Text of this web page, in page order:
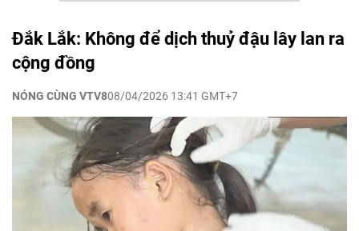
Đắk Lắk: Không để dịch thuỷ đậu lây lan ra
cộng đồng
NÓNG CÙNG VTV808/04/2026 13:41 GMT+7